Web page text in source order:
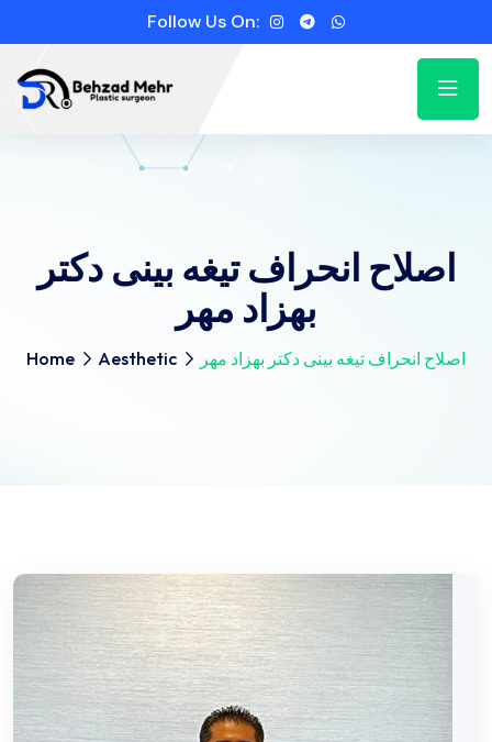
Follow Us On:
اصلاح انحراف تیغه بینی دکتر
بهزاد مهر
Home Aesthetic اصلاح انحراف تیغه بینی دکتر بهزاد مهر